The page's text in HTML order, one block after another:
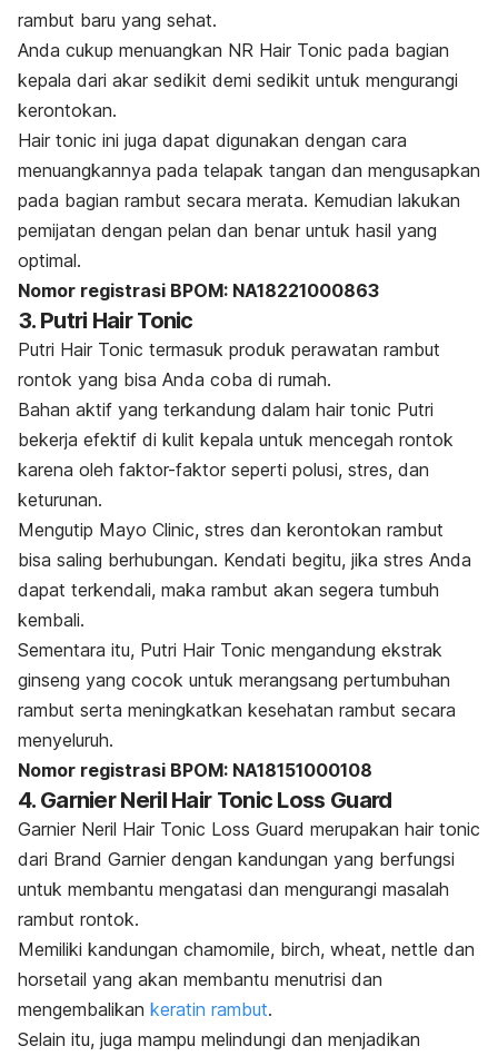
rambut baru yang sehat.
Anda cukup menuangkan NR Hair Tonic pada bagian
kepala dari akar sedikit demi sedikit untuk mengurangi
kerontokan.
Hair tonic ini juga dapat digunakan dengan cara
menuangkannya pada telapak tangan dan mengusapkan
pada bagian rambut secara merata. Kemudian lakukan
pemijatan dengan pelan dan benar untuk hasil yang
optimal.
Nomor registrasi BPOM: NA18221000863
3. Putri Hair Tonic
Putri Hair Tonic termasuk produk perawatan rambut
rontok yang bisa Anda coba di rumah.
Bahan aktif yang terkandung dalam hair tonic Putri
bekerja efektif di kulit kepala untuk mencegah rontok
karena oleh faktor-faktor seperti polusi, stres, dan
keturunan.
Mengutip Mayo Clinic, stres dan kerontokan rambut
bisa saling berhubungan. Kendati begitu, jika stres Anda
dapat terkendali, maka rambut akan segera tumbuh
kembali.
Sementara itu, Putri Hair Tonic mengandung ekstrak
ginseng yang cocok untuk merangsang pertumbuhan
rambut serta meningkatkan kesehatan rambut secara
menyeluruh.
Nomor registrasi BPOM: NA18151000108
4. Garnier Neril Hair Tonic Loss Guard
Garnier Neril Hair Tonic Loss Guard merupakan hair tonic
dari Brand Garnier dengan kandungan yang berfungsi
untuk membantu mengatasi dan mengurangi masalah
rambut rontok.
Memiliki kandungan chamomile, birch, wheat, nettle dan
horsetail yang akan membantu menutrisi dan
mengembalikan keratin rambut.
Selain itu, juga mampu melindungi dan menjadikan